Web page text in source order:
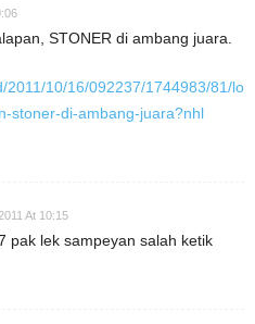
STONER di ambang juara.
2011/10/16/092237/1744983/81/lo
stoner-di-ambang-juara?nhl
At 10:15
pak lek sampeyan salah ketik